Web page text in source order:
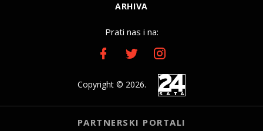
ARHIVA
Prati nas i na:
Copyright © 2026.
PARTNERSKI PORTALI